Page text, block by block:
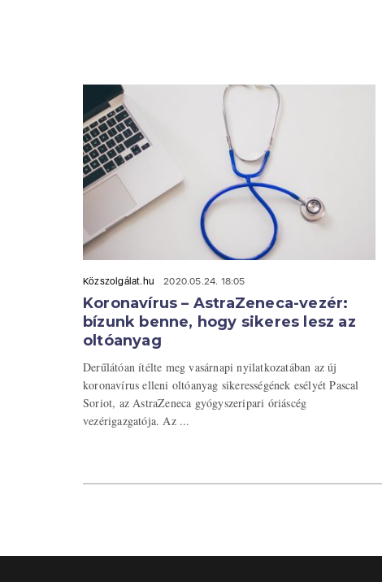
Közszolgálat.hu 2020.05.24. 18:05
Koronavírus – AstraZeneca-vezér:
bízunk benne, hogy sikeres lesz az
oltóanyag
Derűlátóan ítélte meg vasárnapi nyilatkozatában az új
koronavírus elleni oltóanyag sikerességének esélyét Pascal
Soriot, az AstraZeneca gyógyszeripari óriáscég
vezérigazgatója. Az ...